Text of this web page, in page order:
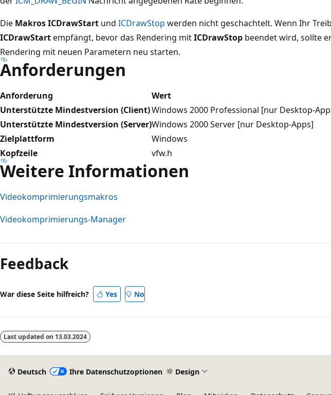
Die Makros ICDrawStart und ICDrawStop werden nicht geschachtelt. Wenn Ihr
ICDrawStartempfängt, bevor das Rendering mitICDrawStop beendet wird, sollte
Rendering mit neuen Parametern neu starten.
Anforderungen
Anforderung
Wert
Unterstützte Mindestversion (Client)Windows 2000 Professional [nur Desktop-
Unterstützte Mindestversion (Server)Windows 2000 Server [nur Desktop-Apps]
Zielplattform
Windows
Kopfzeile
vfw.h
Weitere Informationen
Videokomprimierungsmakros
Videokomprimierungs-Manager
deaktiviert
Feedback
War diese Seite hilfreich? Yes No
Last updated on 13.03.2024
Deutsch Ihre Datenschutzoptionen Design